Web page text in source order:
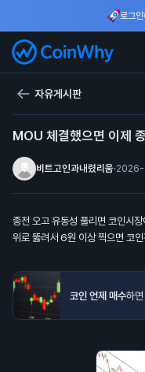
로그
자유게시판
MOU 체결했으면 이제
비트고인과내렸리움·
종전 오고 유동성 풀리면 코인시
위로 뚫려서 6원 이상 찍으면 코
코인 언제 매수하